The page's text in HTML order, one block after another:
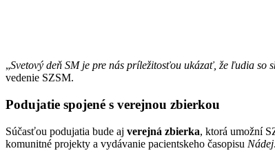
„Svetový deň SM je pre nás príležitosťou ukázať, že ľudia
vedenie SZSM.
Podujatie spojené s verejnou zbierkou
Súčasťou podujatia bude aj verejná zbierka, ktorá umožní
komunitné projekty a vydávanie pacientskeho časopisu Nádej